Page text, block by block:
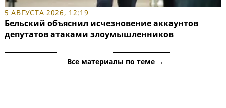
5 АВГУСТА 2026, 12:19
Бельский объяснил исчезновение аккаунтов
депутатов атаками злоумышленников
Все материалы по теме →